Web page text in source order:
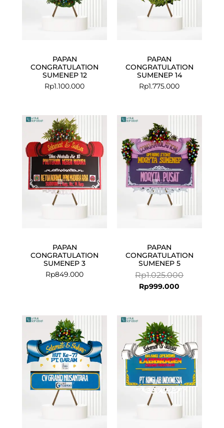
PAPAN
CONGRATULATION
SUMENEP 12
Rp1.100.000
PAPAN
CONGRATULATION
SUMENEP 14
Rp1.775.000
PAPAN
CONGRATULATION
SUMENEP 3
Rp849.000
PAPAN
CONGRATULATION
SUMENEP 5
Rp1.025.000
was:
Rp999.000
is:
Rp999.000.